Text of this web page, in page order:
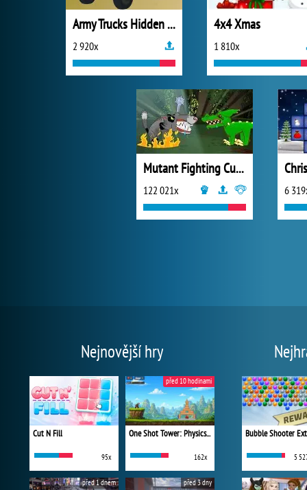
Army Trucks Hidden Letters
2 920x
4x4 Xmas
1 810x
Mutant Fighting Cup 2016
122 021x 6
Nejnovější hry
Cut N Fill
95x
One Shot Tower: Physics Destroyer
162x
před 10 hodinami
před 1 dnem před 3 dny
Bubble Shooter
5